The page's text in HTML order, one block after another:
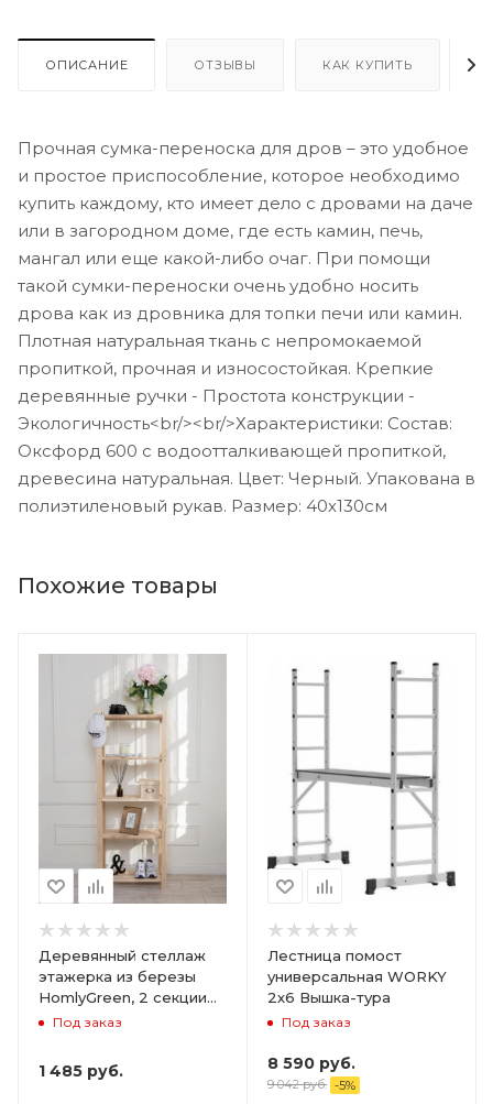
ОПИСАНИЕ ОТЗЫВЫ КАК КУПИТЬ
Прочная сумка-переноска для дров – это удобное
и простое приспособление, которое необходимо
купить каждому, кто имеет дело с дровами на даче
или в загородном доме, где есть камин, печь,
мангал или еще какой-либо очаг. При помощи
такой сумки-переноски очень удобно носить
дрова как из дровника для топки печи или камин.
Плотная натуральная ткань с непромокаемой
пропиткой, прочная и износостойкая. Крепкие
деревянные ручки - Простота конструкции -
Экологичность<br/><br/>Характеристики: Состав:
Оксфорд 600 с водоотталкивающей пропиткой,
древесина натуральная. Цвет: Черный. Упакована в
полиэтиленовый рукав. Размер: 40х130см
Похожие товары
Деревянный стеллаж
этажерка из березы
HomlyGreen, 2 секции
на 5 полок. Размер
Под заказ
1 485 руб.
Лестница помост
универсальная WORKY
2х6 Вышка-тура
Под заказ
8 590 руб.
9 042руб. -5%